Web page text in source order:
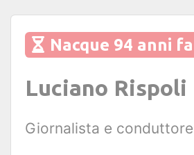
Nacque 94 anni fa
Luciano Rispoli
Giornalista e